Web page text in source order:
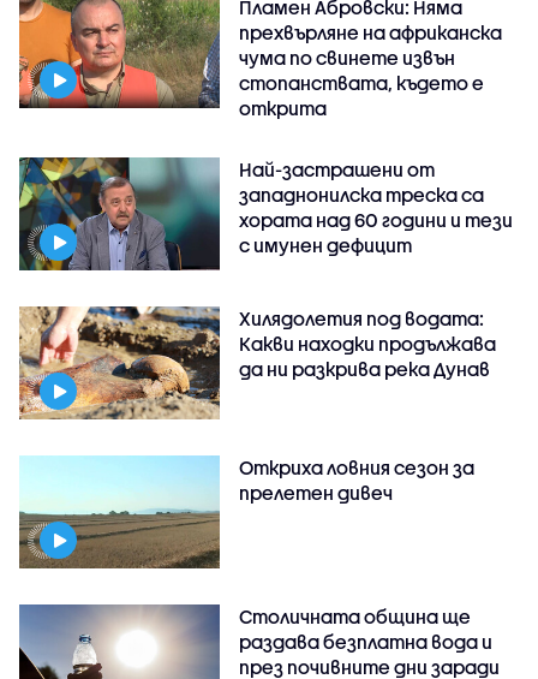
Пламен Абровски: Няма
прехвърляне на африканска
чума по свинете извън
стопанствата, където е
открита
Най-застрашени от
западнонилска треска са
хората над 60 години и тези
с имунен дефицит
Хилядолетия под водата:
Какви находки продължава
да ни разкрива река Дунав
Откриха ловния сезон за
прелетен дивеч
Столичната община ще
раздава безплатна вода и
през почивните дни заради